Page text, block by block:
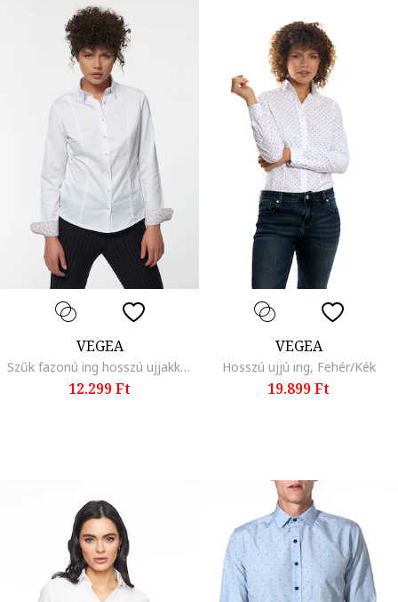
VEGEA
Szűk fazonú ing hosszú ujjakkal, Piros/Fehér
12.299 Ft
VEGEA
Hosszú ujjú ing, Fehér/Kék
19.899 Ft